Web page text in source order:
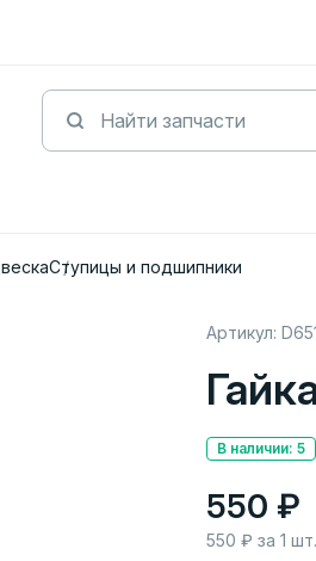
Ступицы и подшипники
Артикул:
В наличии: 5
550 ₽
550 ₽ за 1 шт.